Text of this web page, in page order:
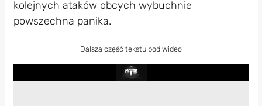
kolejnych ataków obcych wybuchnie
powszechna panika.
Dalsza część tekstu pod wideo
Play